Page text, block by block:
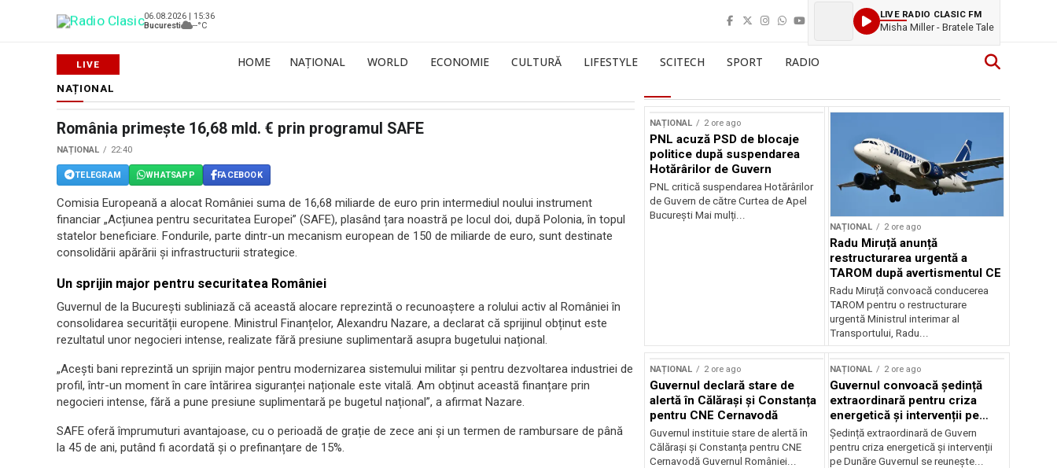
06.08.2026 | 15:36
Bucuresti
--°C
LIVE RADIO CLASIC FM
Misha Miller - Bratele Tale
HOME NAȚIONAL WORLD ECONOMIE CULTURĂ LIFESTYLE SCITECH SPORT RADIO
NAȚIONAL
România primește 16,68 mld. € prin programul SAFE
NAȚIONAL 22:40
TELEGRAM WHATSAPP FACEBOOK
Comisia Europeană a alocat României suma de 16,68 miliarde de euro prin intermediul noului instrument
financiar „Acțiunea pentru securitatea Europei” (SAFE), plasând țara noastră pe locul doi, după Polonia, în topul
statelor beneficiare. Fondurile, parte dintr-un mecanism european de 150 de miliarde de euro, sunt destinate
consolidării apărării și infrastructurii strategice.
Un sprijin major pentru securitatea României
Guvernul de la București subliniază că această alocare reprezintă o recunoaștere a rolului activ al României în
consolidarea securității europene. Ministrul Finanțelor, Alexandru Nazare, a declarat că sprijinul obținut este
rezultatul unor negocieri intense, realizate fără presiune suplimentară asupra bugetului național.
„Acești bani reprezintă un sprijin major pentru modernizarea sistemului militar și pentru dezvoltarea industriei de
profil, într-un moment în care întărirea siguranței naționale este vitală. Am obținut această finanțare prin
negocieri intense, fără a pune presiune suplimentară pe bugetul național”, a afirmat Nazare.
SAFE oferă împrumuturi avantajoase, cu o perioadă de grație de zece ani și un termen de rambursare de până
la 45 de ani, putând fi acordată și o prefinanțare de 15%.
NAȚIONAL 2 ore ago
PNL acuză PSD de blocaje
politice după suspendarea
Hotărârilor de Guvern
PNL critică suspendarea Hotărârilor
de Guvern de către Curtea de Apel
București Mai mulți...
NAȚIONAL 2 ore ago
Radu Miruță anunță
restructurarea urgentă a
TAROM după avertismentul CE
Radu Miruță convoacă conducerea
TAROM pentru o restructurare
urgentă Ministrul interimar al
Transportului, Radu...
NAȚIONAL 2 ore ago
Guvernul declară stare de
alertă în Călărași și Constanța
pentru CNE Cernavodă
Guvernul instituie stare de alertă în
Călărași și Constanța pentru CNE
Cernavodă Guvernul României...
NAȚIONAL 2 ore ago
Guvernul convoacă ședință
extraordinară pentru criza
energetică și intervenții pe
Dunăre
Ședință extraordinară de Guvern
pentru criza energetică și intervenții
pe Dunăre Guvernul se reunește...